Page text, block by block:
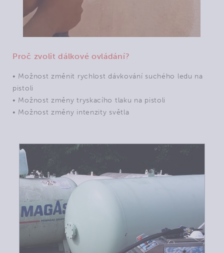
Proč zvolit dálkové ovládání?
• Možnost změnit rychlost dávkování suchého ledu na
pistoli
• Možnost změny tryskacího tlaku na pistoli
• Možnost změny intenzity světla